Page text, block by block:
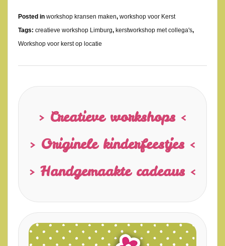
Posted in workshop kransen maken, workshop voor Kerst
Tags: creatieve workshop Limburg, kerstworkshop met collega's,
Workshop voor kerst op locatie
> Creatieve workshops <
> Originele kinderfeestjes <
> Handgemaakte cadeaus <